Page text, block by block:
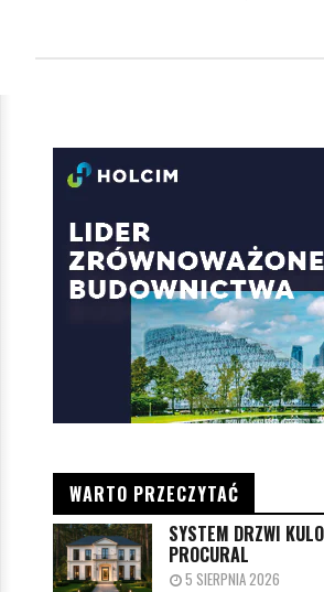
WARTO PRZECZYTAĆ
SYSTEM DRZWI
PROCURAL
5 SIERPNIA 2026